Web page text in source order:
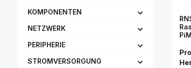
KOMPONENTEN
NETZWERK
PERIPHERIE
STROMVERSORGUNG